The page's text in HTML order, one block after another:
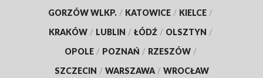
GORZÓW WLKP. / KATOWICE / KIELCE /
KRAKÓW / LUBLIN / ŁÓDŹ / OLSZTYN /
OPOLE / POZNAŃ / RZESZÓW /
SZCZECIN / WARSZAWA / WROCŁAW